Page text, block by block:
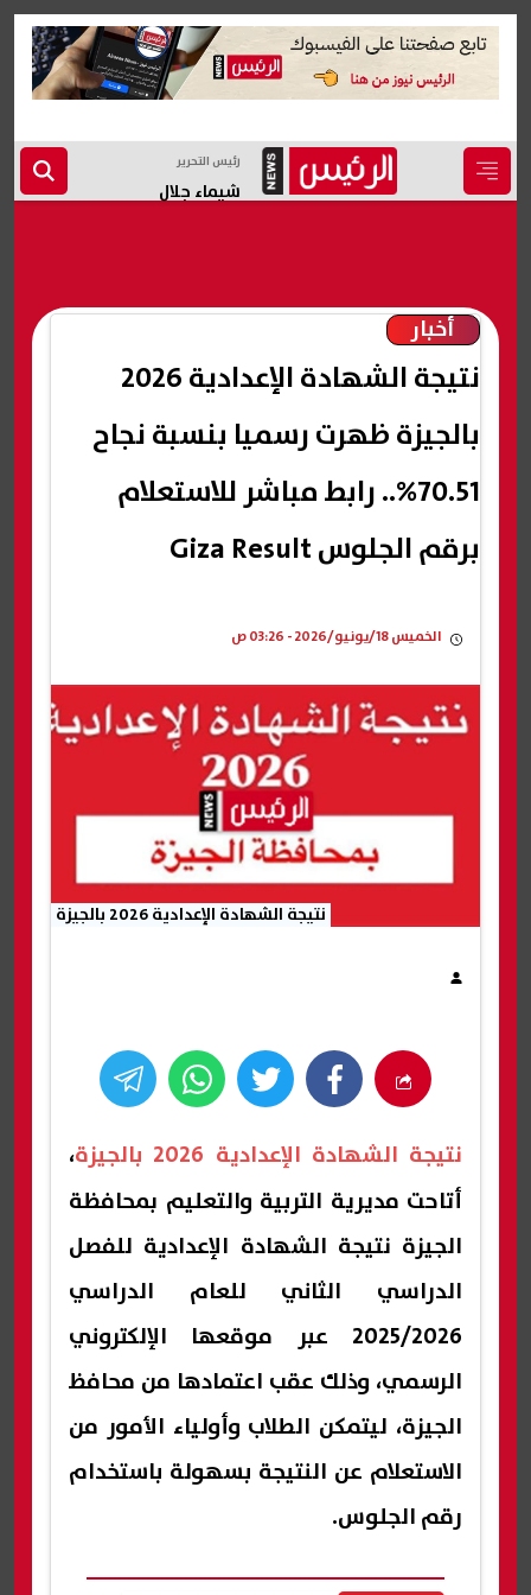
رئيس التحرير
شيماء جلال
أخبار
نتيجة الشهادة الإعدادية 2026
بالجيزة ظهرت رسميا بنسبة نجاح
70.51%.. رابط مباشر للاستعلام
برقم الجلوس Giza Result
الخميس 18/يونيو/2026 - 03:26 ص
نتيجة الشهادة الإعدادية 2026 بالجيزة
نتيجة الشهادة الإعدادية 2026 بالجيزة
،
أتاحت مديرية التربية والتعليم بمحافظة
الجيزة نتيجة الشهادة الإعدادية للفصل
الدراسي الثاني للعام الدراسي
2025/2026 عبر موقعها الإلكتروني
الرسمي، وذلك عقب اعتمادها من محافظ
الجيزة، ليتمكن الطلاب وأولياء الأمور من
الاستعلام عن النتيجة بسهولة باستخدام
رقم الجلوس.